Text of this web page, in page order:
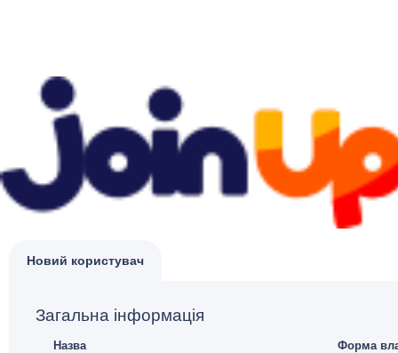
Новий користувач
Загальна інформація
Назва Форма